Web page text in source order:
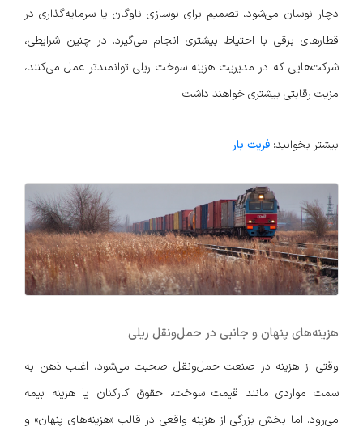
دچار نوسان می‌شود، تصمیم برای نوسازی ناوگان یا سرمایه‌گذاری در
قطارهای برقی با احتیاط بیشتری انجام می‌گیرد. در چنین شرایطی،
شرکت‌هایی که در مدیریت هزینه سوخت ریلی توانمندتر عمل می‌کنند،
مزیت رقابتی بیشتری خواهند داشت.
بیشتر بخوانید: فریت بار
هزینه‌های پنهان و جانبی در حمل‌ونقل ریلی
وقتی از هزینه در صنعت حمل‌ونقل صحبت می‌شود، اغلب ذهن به
سمت مواردی مانند قیمت سوخت، حقوق کارکنان یا هزینه بیمه
می‌رود. اما بخش بزرگی از هزینه واقعی در قالب «هزینه‌های پنهان» و